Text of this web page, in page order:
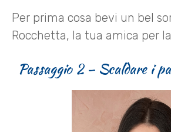
Per prima cosa bevi un bel
Rocchetta, la tua amica per
Passaggio 2 – Scaldare i